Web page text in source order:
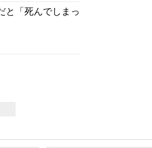
と「死んでしまっ